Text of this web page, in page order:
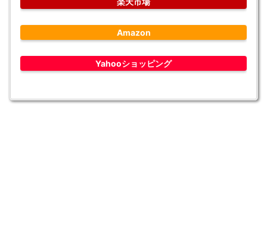
Amazon
Yahooショッピング